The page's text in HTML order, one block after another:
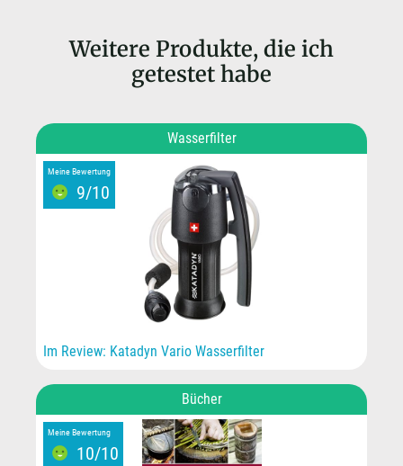
Weitere Produkte, die ich
getestet habe
Wasserfilter
Meine Bewertung
9/10
Im Review: Katadyn Vario Wasserfilter
Bücher
Meine Bewertung
10/10